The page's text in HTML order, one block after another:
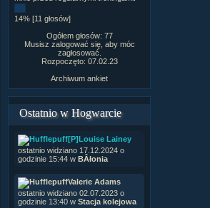
14% [11 głosów]
Ogółem głosów: 77
Musisz zalogować się, aby móc
zagłosować.
Rozpoczęto: 07.02.23
Archiwum ankiet
Ostatnio w Hogwarcie
[P]Louise Lainey
ostatnio widziano 17.12.2024 o
godzinie 15:44 w BÂłonia
Valerie Adams
ostatnio widziano 02.07.2023 o
godzinie 13:40 w Stacja kolejowa